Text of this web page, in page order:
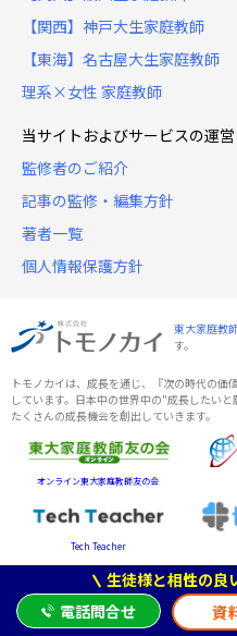
生徒様と相性の良
電話問合せ
資
【関西】神戸大生家庭教師
【東海】名古屋大生家庭教師
理系×女性 家庭教師
当サイトおよびサービスの運
監修者のご紹介
記事の監修・編集方針
著者一覧
個人情報保護方針
東大家庭教
す。
トモノカイは、成長を通じ、『次の時代の
しています。日本中の世界中の"成長したい
たくさんの成長機会を創出していきます。
オンライン東大家庭教師友の会
Tech Teacher
塾講師ステーション